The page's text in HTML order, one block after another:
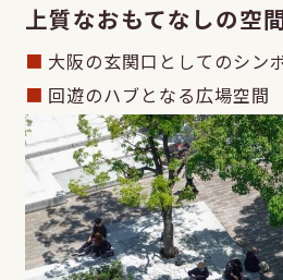
上質なおもてなしの空
大阪の玄関口としてのシン
回遊のハブとなる広場空間